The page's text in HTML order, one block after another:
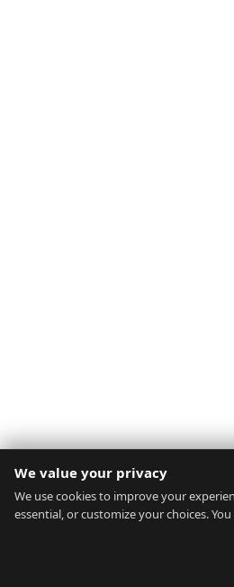
We value your privacy
We use cookies to improve your
essential, or customize your choices.